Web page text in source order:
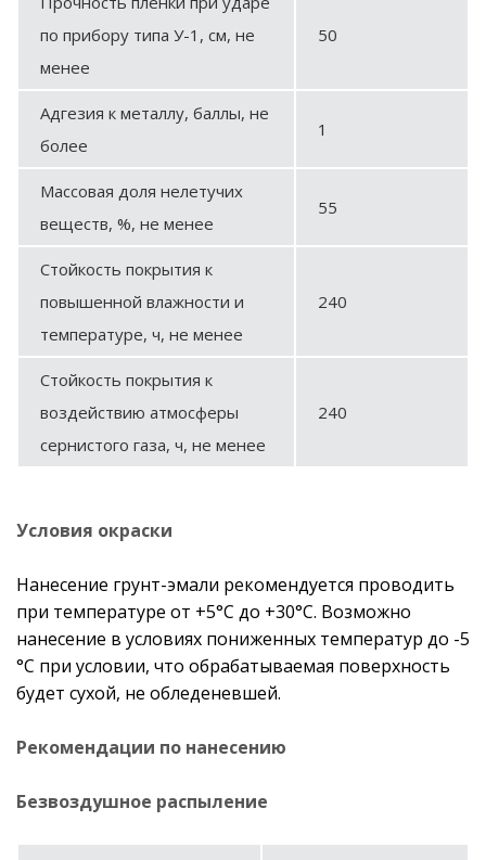
по прибору типа У-1, см, не
менее
50
Адгезия к металлу, баллы, не
более
1
Массовая доля нелетучих
веществ, %, не менее
55
Стойкость покрытия к
повышенной влажности и
температуре, ч, не менее
240
Стойкость покрытия к
воздействию атмосферы
сернистого газа, ч, не менее
240
Условия окраски
Нанесение грунт-эмали рекомендуется проводить
при температуре от +5°С до +30°С. Возможно
нанесение в условиях пониженных температур до -5
°С при условии, что обрабатываемая поверхность
будет сухой, не обледеневшей.
Рекомендации по нанесению
Безвоздушное распыление